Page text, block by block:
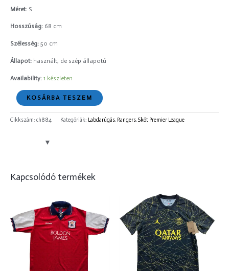
Méret: S
Hosszúság: 68 cm
Szélesség: 50 cm
Állapot: használt, de szép állapotú
Availability: 1 készleten
KOSÁRBA TESZEM
Cikkszám: ch884 Kategóriák: Labdarúgás, Rangers,Skót Premier League
Kapcsolódó termékek